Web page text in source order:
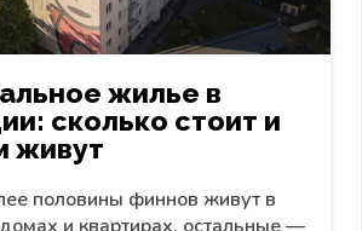
жилье в
сколько стоит и
живут
половины финнов живут в